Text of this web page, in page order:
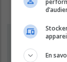
Information
Vous ne pouvez
En